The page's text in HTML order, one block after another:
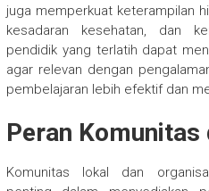
juga memperkuat keterampilan
kesadaran kesehatan, dan
pendidik yang terlatih dapat
agar relevan dengan
pembelajaran lebih efektif dan
Peran Komunitas
Komunitas lokal dan